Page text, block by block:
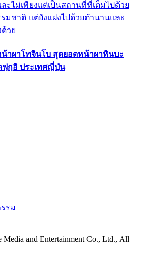
ะไม่เพียงแต่เป็นสถานที่ที่เต็มไปด้วย
มชาติ แต่ยังแฝงไปด้วยตำนานและ
วย
น้าผาโทจินโบ สุดยอดหน้าผาหินบะ
กุอิ ประเทศญี่ปุ่น
รม
and Entertainment Co., Ltd., All